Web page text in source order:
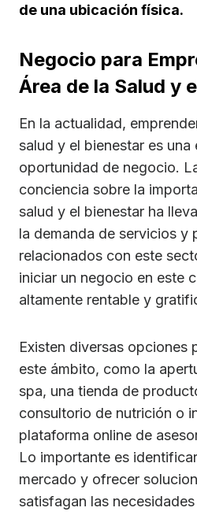
de una ubicación física.
Negocio para
Área de la Salud y
En la actualidad,
salud y el bienestar es una
oportunidad de negocio.
conciencia sobre la
salud y el bienestar ha
la demanda de servicios y
relacionados con este
iniciar un negocio en este
altamente rentable y
Existen diversas opciones
este ámbito, como la
spa, una tienda de
consultorio de nutrición o
plataforma online de
Lo importante es
mercado y ofrecer
satisfagan las